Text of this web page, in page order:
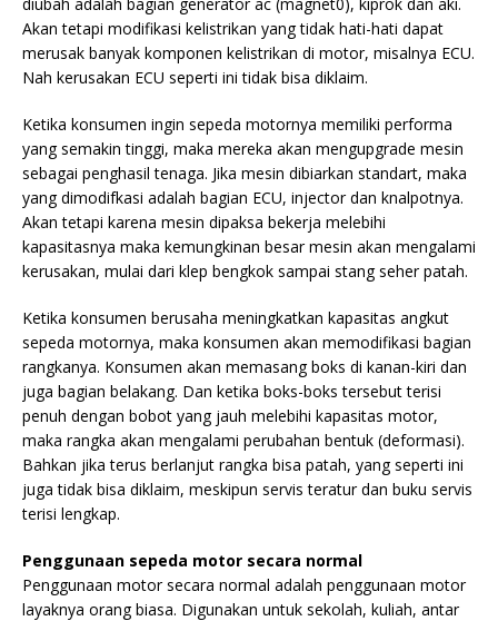
Akan tetapi modifikasi kelistrikan yang tidak hati-hati dapat
merusak banyak komponen kelistrikan di motor, misalnya ECU.
Nah kerusakan ECU seperti ini tidak bisa diklaim.
Ketika konsumen ingin sepeda motornya memiliki performa
yang semakin tinggi, maka mereka akan mengupgrade mesin
sebagai penghasil tenaga. Jika mesin dibiarkan standart, maka
yang dimodifkasi adalah bagian ECU, injector dan knalpotnya.
Akan tetapi karena mesin dipaksa bekerja melebihi
kapasitasnya maka kemungkinan besar mesin akan mengalami
kerusakan, mulai dari klep bengkok sampai stang seher patah.
Ketika konsumen berusaha meningkatkan kapasitas angkut
sepeda motornya, maka konsumen akan memodifikasi bagian
rangkanya. Konsumen akan memasang boks di kanan-kiri dan
juga bagian belakang. Dan ketika boks-boks tersebut terisi
penuh dengan bobot yang jauh melebihi kapasitas motor,
maka rangka akan mengalami perubahan bentuk (deformasi).
Bahkan jika terus berlanjut rangka bisa patah, yang seperti ini
juga tidak bisa diklaim, meskipun servis teratur dan buku servis
terisi lengkap.
Penggunaan sepeda motor secara normal
Penggunaan motor secara normal adalah penggunaan motor
layaknya orang biasa. Digunakan untuk sekolah, kuliah, antar